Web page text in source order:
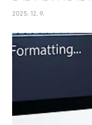
파악하기악성코드(Malware)
모든 종류의 소프트웨어를 통칭
랜섬웨어 등이 모두 악성코드에
염되었을 때 어떤 증상들이 나
2025. 12. 9.